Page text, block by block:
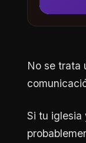
No se trata
Si tu iglesia